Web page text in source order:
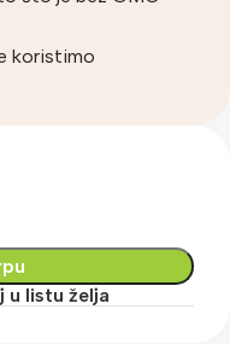
koristimo
u listu želja